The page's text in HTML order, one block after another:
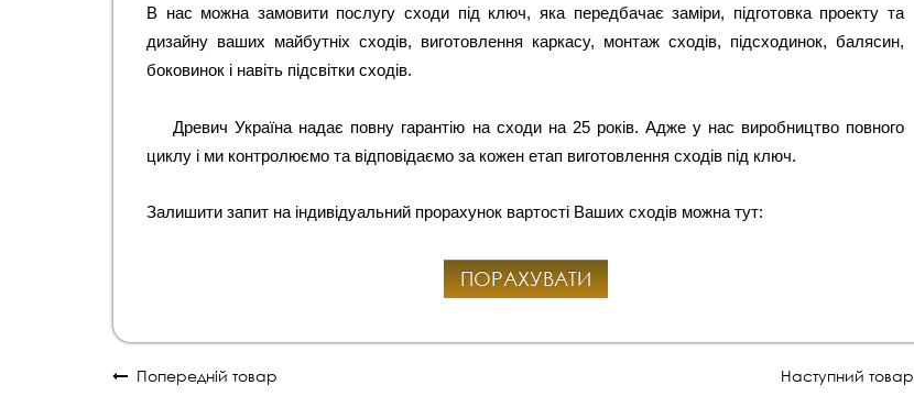
В нас можна замовити послугу сходи під ключ, яка передбачає заміри, підготовка проекту та
дизайну ваших майбутніх сходів, виготовлення каркасу, монтаж сходів, підсходинок, балясин,
боковинок і навіть підсвітки сходів.
Древич Україна надає повну гарантію на сходи на 25 років. Адже у нас виробництво повного
циклу і ми контролюємо та відповідаємо за кожен етап виготовлення сходів під ключ.
Залишити запит на індивідуальний прорахунок вартості Ваших сходів можна тут:
ПОРАХУВАТИ
Попередній товар Наступний товар